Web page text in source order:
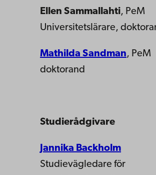
Ellen Sammallahti, PeM
Universitetslärare,
Mathilda Sandman, PeM
doktorand
Studierådgivare
Jannika Backholm
Studievägledare för